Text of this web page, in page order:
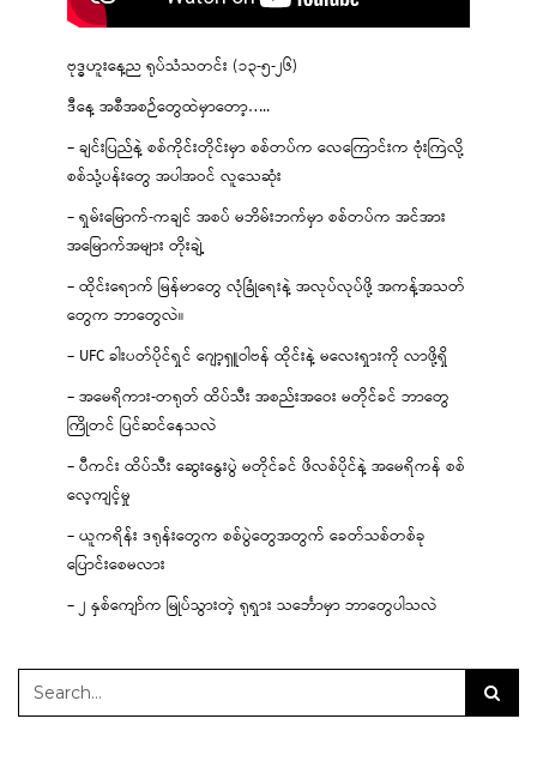
ဗုဒ္ဓဟူးနေ့ည ရုပ်သံသတင်း (၁၃-၅-၂၆)
ဒီနေ့ အစီအစဉ်တွေထဲမှာတော့…..
– ချင်းပြည်နဲ့ စစ်ကိုင်းတိုင်းမှာ စစ်တပ်က လေကြောင်းက ဗုံးကြဲလို့
စစ်သုံ့ပန်းတွေ အပါအဝင် လူသေဆုံး
– ရှမ်းမြောက်-ကချင် အစပ် မဘိမ်းဘက်မှာ စစ်တပ်က အင်အား
အမြောက်အများ တိုးချဲ့
– ထိုင်းရောက် မြန်မာတွေ လုံခြုံရေးနဲ့ အလုပ်လုပ်ဖို့ အကန့်အသတ်
တွေက ဘာတွေလဲ။
– UFC ခါးပတ်ပိုင်ရှင် ဂျော့ရှူဝါဗန် ထိုင်းနဲ့ မလေးရှားကို လာဖို့ရှိ
– အမေရိကား-တရုတ် ထိပ်သီး အစည်းအဝေး မတိုင်ခင် ဘာတွေ
ကြိုတင် ပြင်ဆင်နေသလဲ
– ပီကင်း ထိပ်သီး ဆွေးနွေးပွဲ မတိုင်ခင် ဖိလစ်ပိုင်နဲ့ အမေရိကန် စစ်
လေ့ကျင့်မှု
– ယူကရိန်း ဒရုန်းတွေက စစ်ပွဲတွေအတွက် ခေတ်သစ်တစ်ခု
ပြောင်းစေမလား
– ၂ နှစ်ကျော်က မြုပ်သွားတဲ့ ရုရှား သင်္ဘောမှာ ဘာတွေပါသလဲ